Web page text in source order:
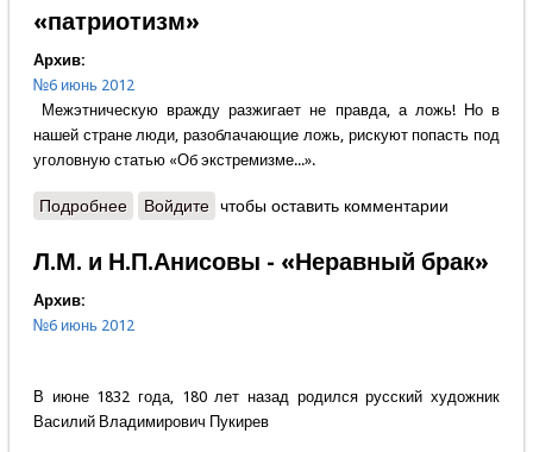
«патриотизм»
Архив:
№6 июнь 2012
Межэтническую вражду разжигает не правда, а ложь! Но в
нашей стране люди, разоблачающие ложь, рискуют попасть под
уголовную статью «Об экстремизме...».
Подробнеео Георгий Язерян - Федеративный «патриотизм»
Войдите чтобы оставить комментарии
Л.М. и Н.П.Анисовы - «Неравный брак»
Архив:
№6 июнь 2012
В июне 1832 года, 180 лет назад родился русский художник
Василий Владимирович Пукирев